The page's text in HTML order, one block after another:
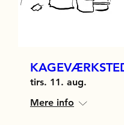
tirs. 11. aug.
Mere info